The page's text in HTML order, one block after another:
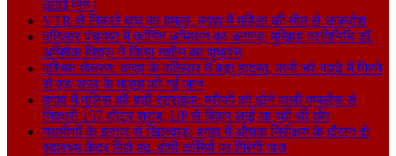
उठाई मांग।
VTR से निकले बाघ का हमला, बगहा में महिला की मौत से आक्रोश
पतिलार पंचायत में फॉगिंग अभियान का आगाज, मुखिया प्रतिनिधि डॉ.
अभिषेक मिश्रा ने किया मशीन का शुभारंभ
पश्चिम चंपारण: बगहा के पतिलार में बड़ा हादसा, पानी भरे गड्ढे में गिरने
से एक साल के मासूम की गई जान
बगहा में पुलिस की बड़ी स्ट्राइक: मरीजों को ढोने वाली एम्बुलेंस से
निकली 157 लीटर शराब, UP से बिहार लाई जा रही थी खेप
ग्रामीणों के इलाज से खिलवाड़: बगहा में औचक निरीक्षण के दौरान दो
स्वास्थ्य केंद्र मिले बंद, दोषी कर्मियों पर गिरेगी गाज